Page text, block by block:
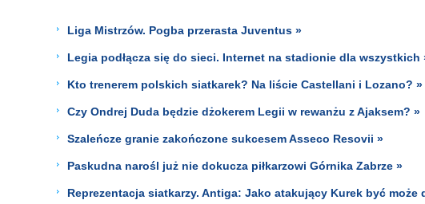
Liga Mistrzów. Pogba przerasta Juventus »
Legia podłącza się do sieci. Internet na stadionie dla wszystkich
Kto trenerem polskich siatkarek? Na liście Castellani i Lozano? »
Czy Ondrej Duda będzie dżokerem Legii w rewanżu z Ajaksem? »
Szaleńcze granie zakończone sukcesem Asseco Resovii »
Paskudna narośl już nie dokucza piłkarzowi Górnika Zabrze »
Reprezentacja siatkarzy. Antiga: Jako atakujący Kurek być może